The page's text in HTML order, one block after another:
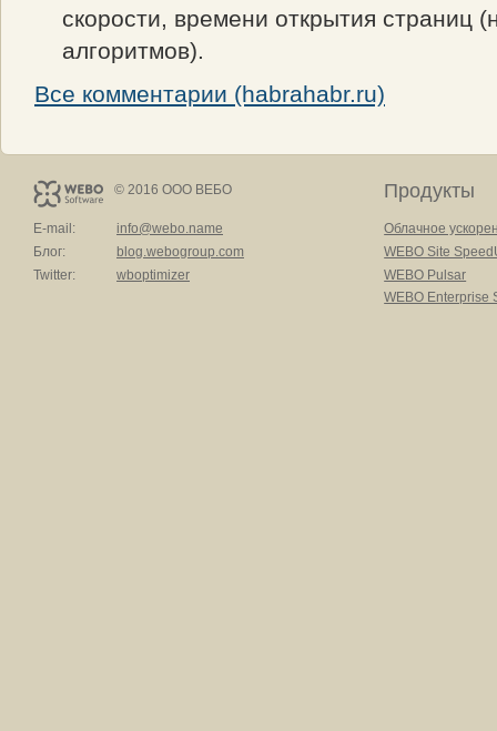
скорости, времени открытия страниц
алгоритмов).
Все комментарии (habrahabr.ru)
© 2016 ООО ВЕБО
E-mail:
info@webo.name
Блог:
blog.webogroup.com
Twitter:
wboptimizer
Продукты
Облачное
WEBO Site
WEBO Pulsar
WEBO Enterprise